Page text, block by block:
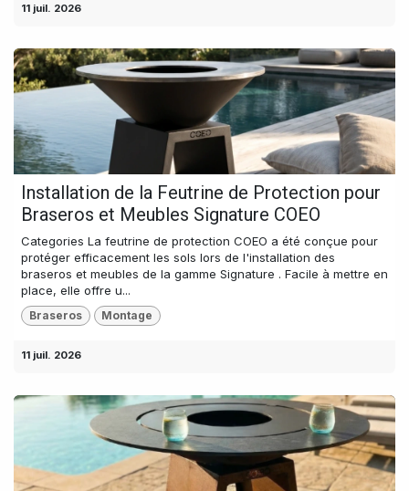
11 juil. 2026
Installation de la Feutrine de Protection pour
Braseros et Meubles Signature COEO
Categories La feutrine de protection COEO a été conçue pour
protéger efficacement les sols lors de l'installation des
braseros et meubles de la gamme Signature . Facile à mettre en
place, elle offre u...
Braseros Montage
11 juil. 2026